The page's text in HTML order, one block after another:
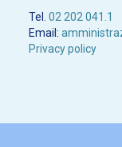
Tel. 02 202 041.1
Email:
Privacy policy